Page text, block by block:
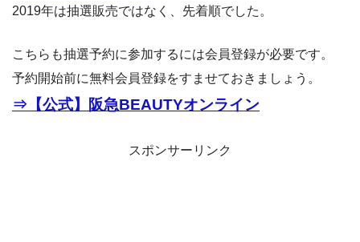
2019年は抽選販売ではなく、先着順でした。
こちらも抽選予約に参加するには会員登録が必要です。
予約開始前に無料会員登録をすませておきましょう。
⇒【公式】阪急BEAUTYオンライン
スポンサーリンク